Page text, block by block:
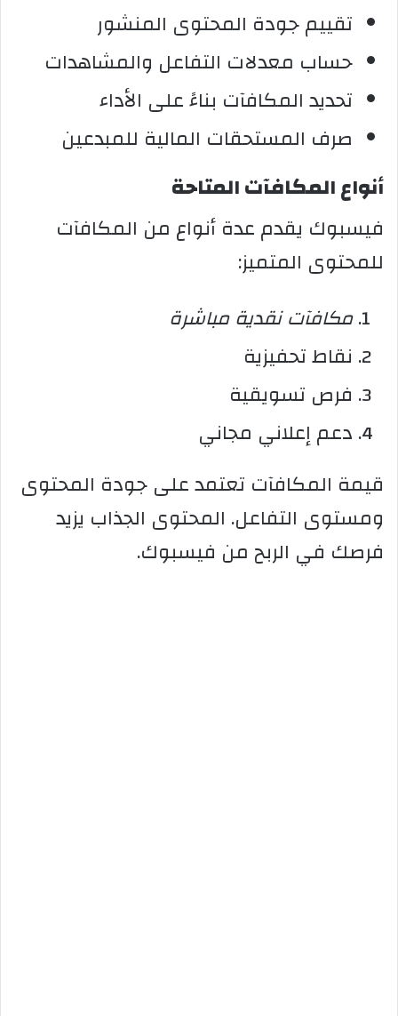
تقييم جودة المحتوى المنشور
حساب معدلات التفاعل والمشاهدات
تحديد المكافآت بناءً على الأداء
صرف المستحقات المالية للمبدعين
أنواع المكافآت المتاحة
فيسبوك يقدم عدة أنواع من المكافآت
للمحتوى المتميز:
مكافآت نقدية مباشرة
نقاط تحفيزية
فرص تسويقية
دعم إعلاني مجاني
قيمة المكافآت تعتمد على جودة المحتوى
ومستوى التفاعل. المحتوى الجذاب يزيد
فرصك في الربح من فيسبوك.